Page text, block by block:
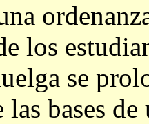
los
se
las bases